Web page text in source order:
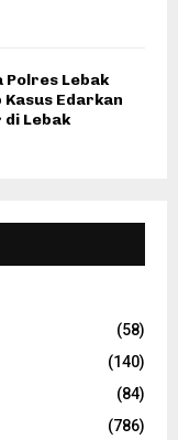
Polres Lebak
Kasus Edarkan
di Lebak
(58)
(140)
(84)
(786)